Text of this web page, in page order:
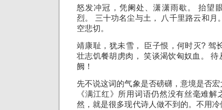
怒发冲冠，凭阑处、潇潇雨歇。 抬望
烈。 三十功名尘与土， 八千里路云和月
空悲切。
靖康耻，犹未雪， 臣子恨，何时灭? 驾
壮志饥餐胡虏肉， 笑谈渴饮匈奴血。
阙！
先不说这词的气象是否磅礴，意境是否
《满江红》所用词语仍然没有丝毫难解
然，就是很多现代诗人做不到的。不用